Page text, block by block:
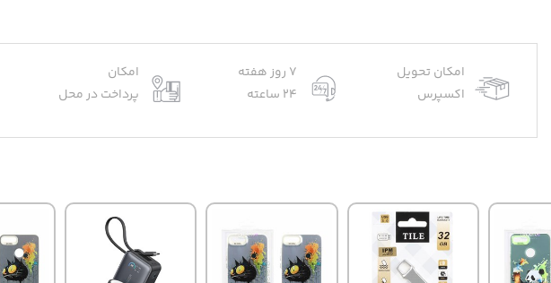
امکان تحویل
اکسپرس
7 روز هفته
24 ساعته
امکان
پرداخت در محل